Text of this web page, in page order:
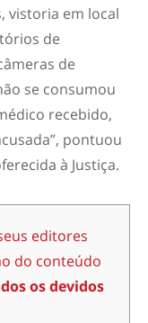
vistoria em local
de
de
se consumou
recebido,
pontuou
à Justiça.
editores
do conteúdo
os devidos